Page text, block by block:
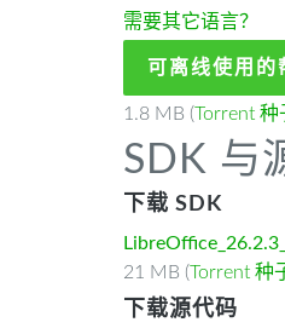
需要其它语言？
可离线使用的
1.8 MB (Torrent 种
SDK 与
下载 SDK
21 MB (Torrent 种
下载源代码